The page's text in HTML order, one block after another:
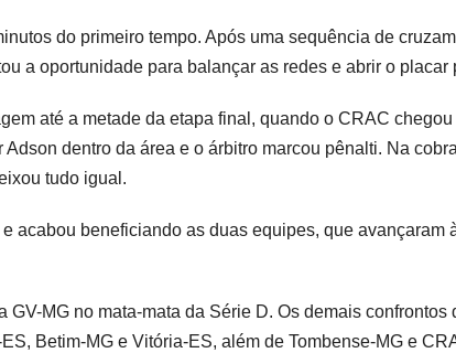
do primeiro tempo. Após uma sequência de
a oportunidade para balançar as redes e abrir o placar
até a metade da etapa final, quando o CRAC chegou
dentro da área e o árbitro marcou pênalti. Na
tudo igual.
acabou beneficiando as duas equipes, que avançaram
MG no mata-mata da Série D. Os demais confrontos
Betim-MG e Vitória-ES, além de Tombense-MG e